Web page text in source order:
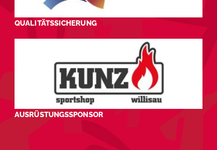
QUALITÄTSSICHERUNG
AUSRÜSTUNGSSPONSOR